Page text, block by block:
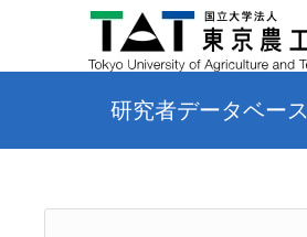
研究者データベース